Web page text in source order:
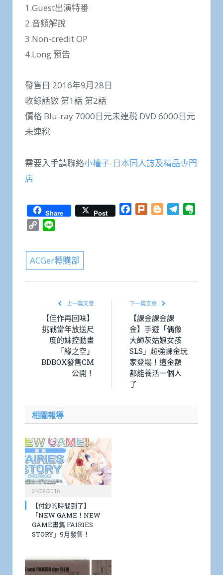
1.Guest出演特番
2.音頻解說
3.Non-credit OP
4.Long 預告
發售日 2016年9月28日
收錄話數 第1話 第2話
價格 Blu-ray 7000日元未連税 DVD 6000日元
未連稅
需要入手請聯絡小權子-日本同人誌及精品專門
店
Share Post Facebook
Plurk BloggerTelegram
Copy
ACGer轉購部
上一篇文章
【佳作再回味】
挑戰當年放送尺
度的妹控動畫
「緣之空」
BDBOX發售CM
公開！
下一篇文章
【課金課金課
金】手遊「偶像
大師灰姑娘女孩
SLS」超強課金玩
家登場！這金額
都能養活一個人
了
相關報導
24/08/2016
【付鈔的時間到了】
「NEW GAME！NEW
GAME畫集 FAIRIES
STORY」9月發售！